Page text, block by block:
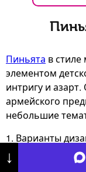
Пиньята в
элементом
интригу и
армейского
небольшие
1. Варианты
• Граната –
большой гранаты.
↓